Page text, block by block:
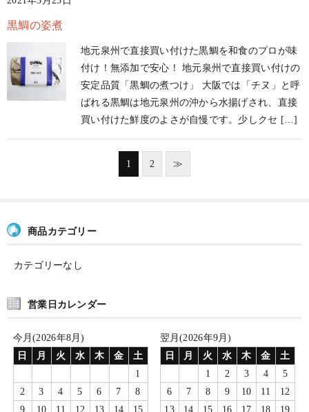
黒鯛の姿煮
地元泉州で直接買い付けた黒鯛を和食のプロが味
付け！無添加で安心！ 地元泉州で直接買い付けの
安定品質「黒鯛の煮つけ」 大阪では「チヌ」と呼
ばれる黒鯛は地元泉州の沖から水揚げされ、直接
買い付けた鮮度のよさが自慢です。少しクセ […]
1 2 ≫
商品カテゴリー
カテゴリーなし
営業日カレンダー
今月(2026年8月)
日
月 火 水 木 金
土
1
2
3 4 5 6 7
8
9
10 11 12 13 14 15
翌月(2026年9月)
日
月 火 水 木 金
土
1
2 3 4
5
6
7 8 9 10 11
12
13
14 15 16 17 18 19